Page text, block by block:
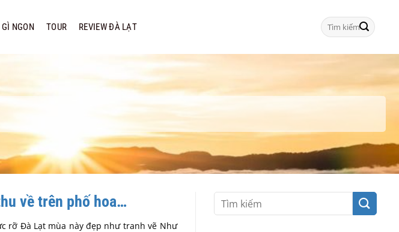
NGON TOUR REVIEW ĐÀ LẠT
Tìm
kiếm:
về trên phố hoa…
rỡ Đà Lạt mùa này đẹp như tranh vẽ Như